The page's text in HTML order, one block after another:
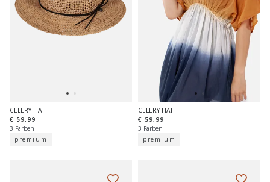
CELERY HAT
€ 59,99
3 Farben
premium
CELERY HAT
€ 59,99
3 Farben
premium